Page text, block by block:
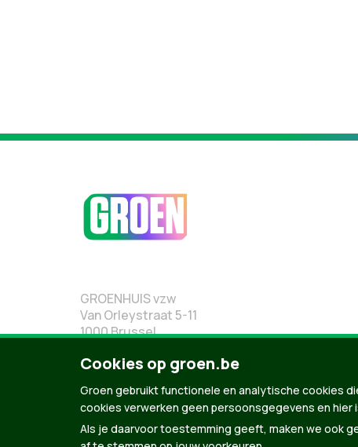
GROENHUIS vzw
Van Orleystraat 5-11
1000 Brussel
02 219 19 19
Cookies op groen.be
Groen gebruikt functionele en analytische cookies
cookies verwerken geen persoonsgegevens en
Als je daarvoor toestemming geeft, maken we ook